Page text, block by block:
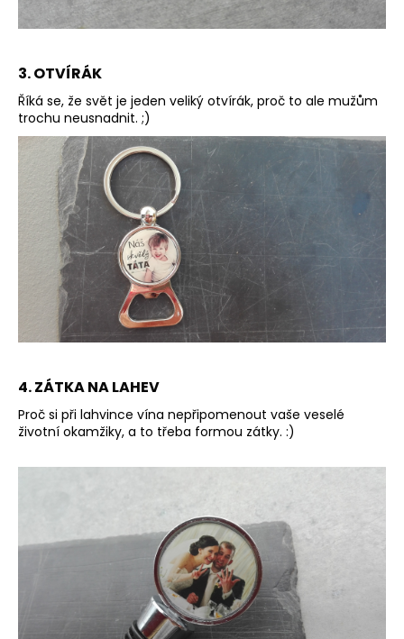
3. OTVÍRÁK
Říká se, že svět je jeden veliký otvírák, proč to ale mužům
trochu neusnadnit. ;)
4. ZÁTKA NA LAHEV
Proč si při lahvince vína nepřipomenout vaše veselé
životní okamžiky, a to třeba formou zátky. :)